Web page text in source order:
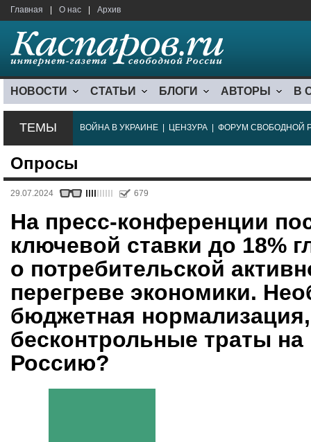
Главная О нас Архив
НОВОСТИ СТАТЬИ БЛОГИ АВТОРЫ В
ТЕМЫ ВОЙНА В УКРАИНЕ ЦЕНЗУРА ФОРУМ СВОБОДНОЙ
Опросы
29.07.2024 679
На пресс-конференции
ключевой ставки до 18%
о потребительской
перегреве экономики.
бюджетная
бесконтрольные траты
Россию?